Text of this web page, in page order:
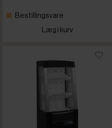
Bestillingsvare
Læg i kurv